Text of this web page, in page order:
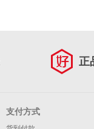
正
支付方式